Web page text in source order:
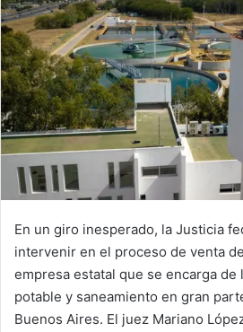
En un giro inesperado, la Justicia
intervenir en el proceso de venta
empresa estatal que se encarga de
potable y saneamiento en gran
Buenos Aires. El juez Mariano